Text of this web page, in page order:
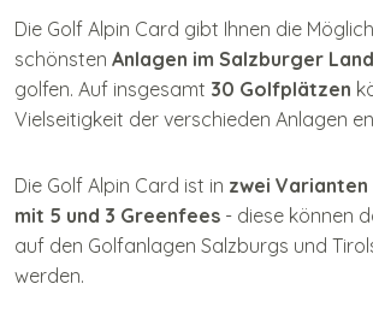
Die Golf Alpin Card gibt Ihnen die
schönsten Anlagen im Salzburger Land
golfen. Auf insgesamt 30 Golfplätzen
Vielseitigkeit der verschieden Anlagen
Die Golf Alpin Card ist in zwei Varianten
mit 5 und 3 Greenfees - diese können
auf den Golfanlagen Salzburgs und
werden.